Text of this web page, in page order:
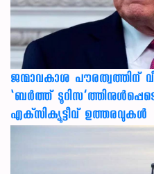
ജന്മാവകാശ പൗരത്വത്തിന്
‘ബര്‍ത്ത്
എക്‌സിക്യൂട്ടീവ് ഉത്തരവുകള്‍